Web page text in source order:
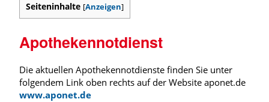
Seiteninhalte [Anzeigen]
Apothekennotdienst
Die aktuellen Apothekennotdienste finden Sie unter
folgendem Link oben rechts auf der Website aponet.de
www.aponet.de